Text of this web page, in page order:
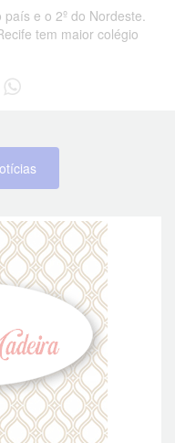
e o 2º do Nordeste.
tem maior colégio